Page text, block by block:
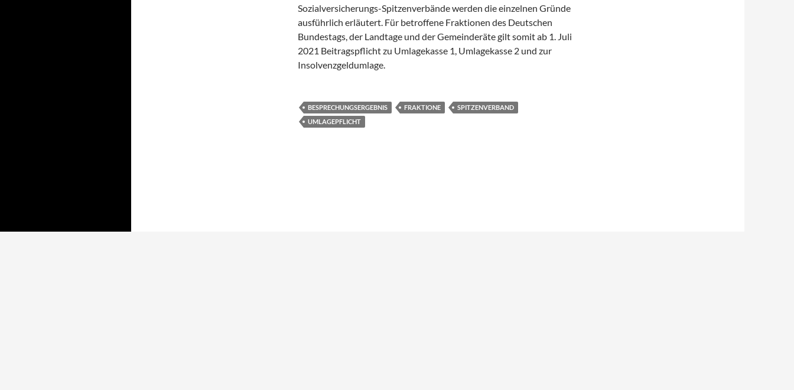
Sozialversicherungs-Spitzenverbände werden die einzelnen Gründe
ausführlich erläutert. Für betroffene Fraktionen des Deutschen
Bundestags, der Landtage und der Gemeinderäte gilt somit ab 1. Juli
2021 Beitragspflicht zu Umlagekasse 1, Umlagekasse 2 und zur
Insolvenzgeldumlage.
BESPRECHUNGSERGEBNIS FRAKTIONE
SPITZENVERBAND
UMLAGEPFLICHT